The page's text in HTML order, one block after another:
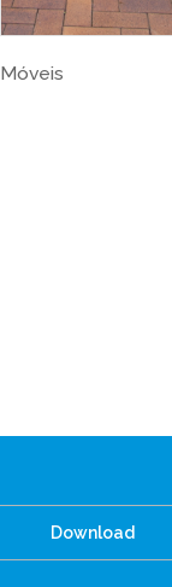
Contentores
Download